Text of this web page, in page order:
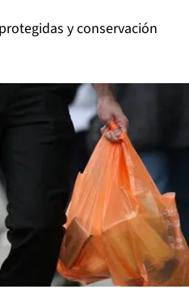
y conservación